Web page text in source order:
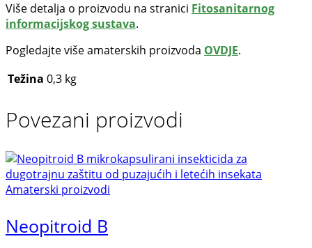
Više detalja o proizvodu na stranici Fitosanitarnog
informacijskog sustava.
Pogledajte više amaterskih proizvoda OVDJE.
Težina 0,3 kg
Povezani proizvodi
Amaterski proizvodi
Neopitroid B